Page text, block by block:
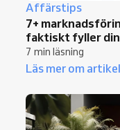
Affärstips
7+
faktiskt fyller
7 min läsning
Läs mer om